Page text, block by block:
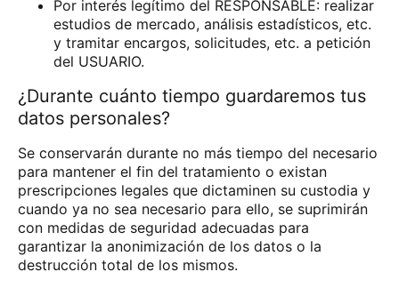
Por interés legítimo del RESPONSABLE: realizar
estudios de mercado, análisis estadísticos, etc.
y tramitar encargos, solicitudes, etc. a petición
del USUARIO.
¿Durante cuánto tiempo guardaremos tus
datos personales?
Se conservarán durante no más tiempo del necesario
para mantener el fin del tratamiento o existan
prescripciones legales que dictaminen su custodia y
cuando ya no sea necesario para ello, se suprimirán
con medidas de seguridad adecuadas para
garantizar la anonimización de los datos o la
destrucción total de los mismos.